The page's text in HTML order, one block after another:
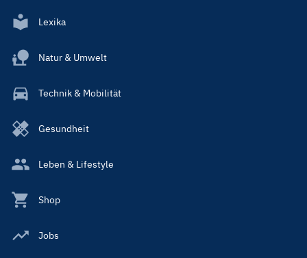
Lexika
Natur & Umwelt
Technik & Mobilität
Gesundheit
Leben & Lifestyle
Shop
Jobs